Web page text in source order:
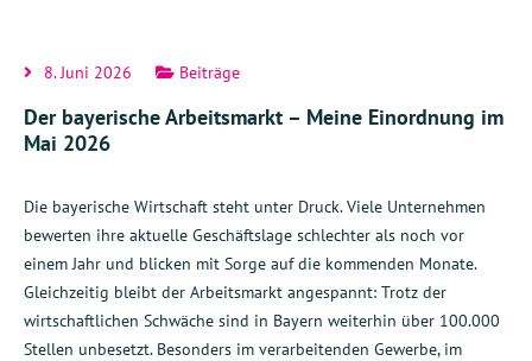
8. Juni 2026 Beiträge
Der bayerische Arbeitsmarkt – Meine Einordnung im
Mai 2026
Die bayerische Wirtschaft steht unter Druck. Viele Unternehmen
bewerten ihre aktuelle Geschäftslage schlechter als noch vor
einem Jahr und blicken mit Sorge auf die kommenden Monate.
Gleichzeitig bleibt der Arbeitsmarkt angespannt: Trotz der
wirtschaftlichen Schwäche sind in Bayern weiterhin über 100.000
Stellen unbesetzt. Besonders im verarbeitenden Gewerbe, im